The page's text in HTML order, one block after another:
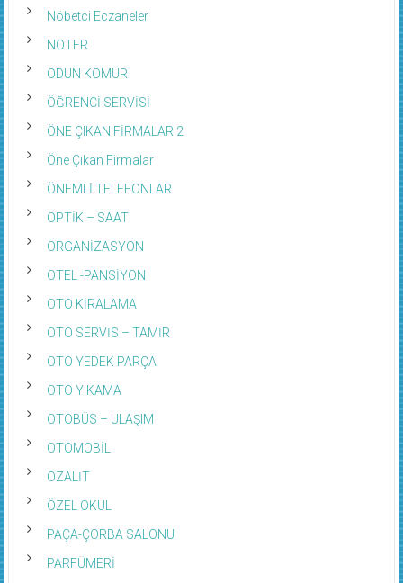
Nöbetci Eczaneler
NOTER
ODUN KÖMÜR
ÖĞRENCİ SERVİSİ
ÖNE ÇIKAN FİRMALAR 2
Öne Çıkan Firmalar
ÖNEMLİ TELEFONLAR
OPTİK – SAAT
ORGANİZASYON
OTEL -PANSİYON
OTO KİRALAMA
OTO SERVİS – TAMİR
OTO YEDEK PARÇA
OTO YIKAMA
OTOBÜS – ULAŞIM
OTOMOBİL
OZALİT
ÖZEL OKUL
PAÇA-ÇORBA SALONU
PARFÜMERİ